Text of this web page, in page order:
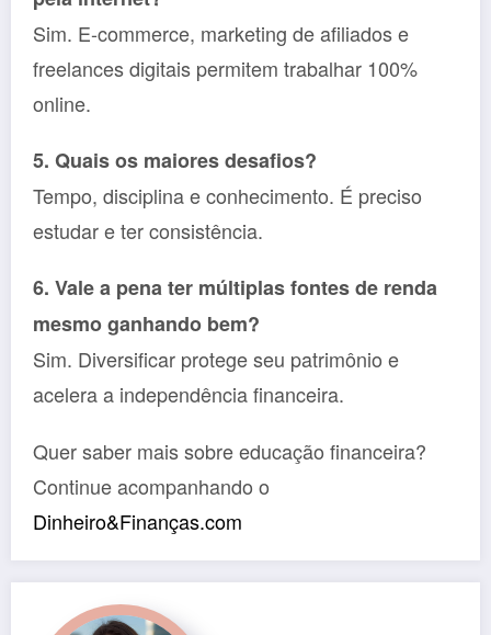
Sim. E-commerce, marketing de afiliados e
freelances digitais permitem trabalhar 100%
online.
5. Quais os maiores desafios?
Tempo, disciplina e conhecimento. É preciso
estudar e ter consistência.
6. Vale a pena ter múltiplas fontes de renda
mesmo ganhando bem?
Sim. Diversificar protege seu patrimônio e
acelera a independência financeira.
Quer saber mais sobre educação financeira?
Continue acompanhando o
Dinheiro&Finanças.com